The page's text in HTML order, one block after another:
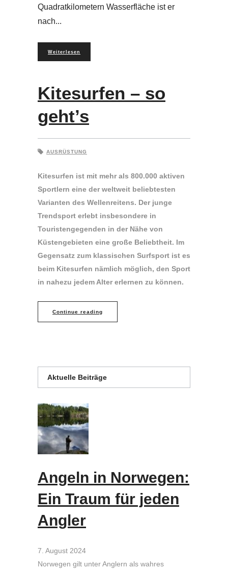
Quadratkilometern Wasserfläche ist er
nach
Weiterlesen
Kitesurfen – so
geht’s
AUSRÜSTUNG
Kitesurfen ist mit mehr als 800.000 aktiven
Sportlern eine der weltweit beliebtesten
Varianten des Wellenreitens. Der junge
Trendsport erlebt insbesondere in
Touristengegenden in der Nähe von
Küstengebieten eine große Beliebtheit. Im
Gegensatz zum klassischen Surfsport ist es
beim Kitesurfen nämlich möglich, den Sport
in nahezu jedem Alter erlernen zu können.
Continue reading
Aktuelle Beiträge
Angeln in Norwegen:
Ein Traum für jeden
Angler
7. August 2024
Norwegen gilt unter Anglern als wahres